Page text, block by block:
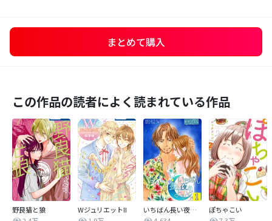
まとめて購入
この作品の読者によく読まれている作品
野良猫と狼
WジュリエットII
いちばん長い夜をよろしく
ぽちゃこい